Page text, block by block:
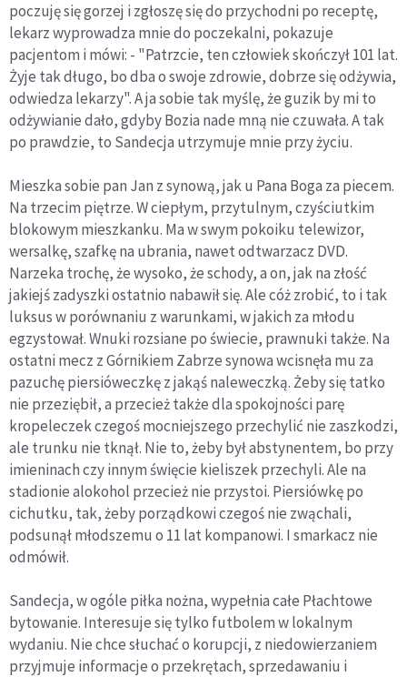
poczuję się gorzej i zgłoszę się do przychodni po receptę,
lekarz wyprowadza mnie do poczekalni, pokazuje
pacjentom i mówi: - "Patrzcie, ten człowiek skończył 101 lat.
Żyje tak długo, bo dba o swoje zdrowie, dobrze się odżywia,
odwiedza lekarzy". A ja sobie tak myślę, że guzik by mi to
odżywianie dało, gdyby Bozia nade mną nie czuwała. A tak
po prawdzie, to Sandecja utrzymuje mnie przy życiu.
Mieszka sobie pan Jan z synową, jak u Pana Boga za piecem.
Na trzecim piętrze. W ciepłym, przytulnym, czyściutkim
blokowym mieszkanku. Ma w swym pokoiku telewizor,
wersalkę, szafkę na ubrania, nawet odtwarzacz DVD.
Narzeka trochę, że wysoko, że schody, a on, jak na złość
jakiejś zadyszki ostatnio nabawił się. Ale cóż zrobić, to i tak
luksus w porównaniu z warunkami, w jakich za młodu
egzystował. Wnuki rozsiane po świecie, prawnuki także. Na
ostatni mecz z Górnikiem Zabrze synowa wcisnęła mu za
pazuchę piersióweczkę z jakąś naleweczką. Żeby się tatko
nie przeziębił, a przecież także dla spokojności parę
kropeleczek czegoś mocniejszego przechylić nie zaszkodzi,
ale trunku nie tknął. Nie to, żeby był abstynentem, bo przy
imieninach czy innym święcie kieliszek przechyli. Ale na
stadionie alokohol przecież nie przystoi. Piersiówkę po
cichutku, tak, żeby porządkowi czegoś nie zwąchali,
podsunął młodszemu o 11 lat kompanowi. I smarkacz nie
odmówił.
Sandecja, w ogóle piłka nożna, wypełnia całe Płachtowe
bytowanie. Interesuje się tylko futbolem w lokalnym
wydaniu. Nie chce słuchać o korupcji, z niedowierzaniem
przyjmuje informacje o przekrętach, sprzedawaniu i